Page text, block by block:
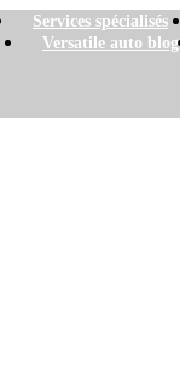
Services spécialisés
Versatile auto blog